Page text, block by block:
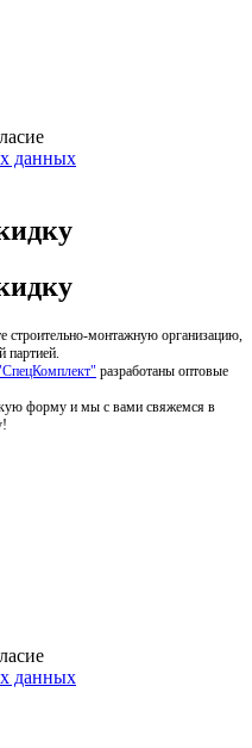
данных
монтажную организацию,
партией.
разработаны оптовые
форму и мы с вами свяжемся в
данных